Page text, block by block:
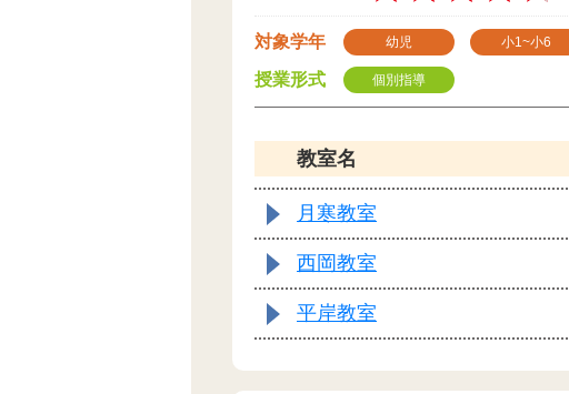
対象学年 幼児 小1~小6
授業形式 個別指導
教室名
月寒教室
西岡教室
平岸教室